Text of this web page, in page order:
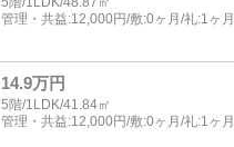
管理・共益:12,000円/敷:0ヶ月/礼:1ヶ月
14.9万円
5階/1LDK/41.84㎡
管理・共益:12,000円/敷:0ヶ月/礼:1ヶ月